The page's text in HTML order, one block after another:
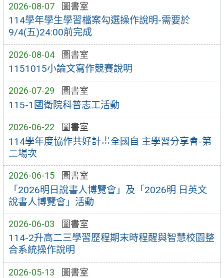
2026-08-07 圖書室
114學年學生學習檔案勾選操作說明-需要於
9/4(五)24:00前完成
2026-08-04 圖書室
1151015小論文寫作競賽說明
2026-07-29 圖書室
115-1國衛院科普志工活動
2026-06-22 圖書室
114學年度協作共好計畫全國自 主學習分享會-第
二場次
2026-06-15 圖書室
「2026明日說書人博覽會」及「2026明 日英文
說書人博覽會」活動
2026-06-03 圖書室
114-2升高二三學習歷程期末時程醒與智慧校園整
合系統操作說明
2026-05-13 圖書室